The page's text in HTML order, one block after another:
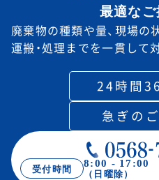
最適なご
廃棄物の種類や量、現場の
運搬・処理までを一貫して
24時間
急ぎの
受付時間
8:00 - 17:00
（日曜除）